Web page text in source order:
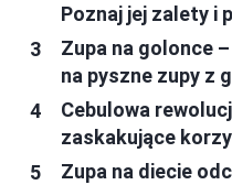
Poznaj jej zalety i
Zupa na golonce
na pyszne zupy z
Cebulowa
zaskakujące
Zupa na diecie